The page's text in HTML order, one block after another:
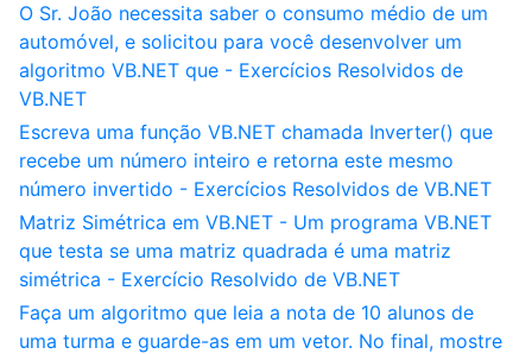
O Sr. João necessita saber o consumo médio de um
automóvel, e solicitou para você desenvolver um
algoritmo VB.NET que - Exercícios Resolvidos de
VB.NET
Escreva uma função VB.NET chamada Inverter() que
recebe um número inteiro e retorna este mesmo
número invertido - Exercícios Resolvidos de VB.NET
Matriz Simétrica em VB.NET - Um programa VB.NET
que testa se uma matriz quadrada é uma matriz
simétrica - Exercício Resolvido de VB.NET
Faça um algoritmo que leia a nota de 10 alunos de
uma turma e guarde-as em um vetor. No final, mostre